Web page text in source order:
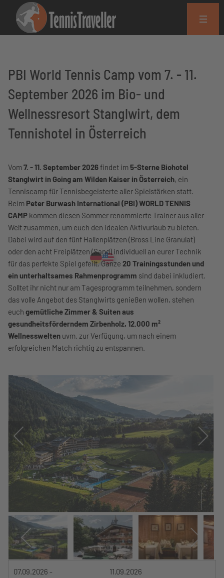
PBI World Tennis Camp vom 7. - 11.
September 2026 im Bio- und
Wellnessresort Stanglwirt, dem
Tennishotel in Österreich
Vom7. - 11. September 2026findet im5-Sterne Biohotel
Stanglwirt in Going am Wilden Kaiser in Österreich, ein
Tenniscamp für Tennisbegeisterte aller Spielstärken statt.
Beim Peter Burwash International (PBI) WORLD TENNIS
CAMP kommen diesen Sommer renommierte Trainer aus aller
Welt zusammen, um euch den idealen Aktivurlaub zu bieten.
Dabei wird auf den fünf Hallenplätzen (Bross Line Granulat)
oder den acht Freiplätzen (Sand) individuell an eurer Technik
für das perfekte Spiel gefeilt. Ganze 20 Trainingsstunden und
ein unterhaltsames Rahmenprogramm sind dabei inkludiert.
Solltet ihr nicht nur am Tagesprogramm teilnehmen, sondern
das volle Angebot des Stanglwirts genießen wollen, stehen
euch gemütliche Zimmer & Suiten aus
gesundheitsförderndem Zirbenholz, 12.000 m²
Wellnesswelten uvm. zur Verfügung, um nach einem
erfolgreichen Match richtig zu entspannen.
07.09.2026 -
11.09.2026